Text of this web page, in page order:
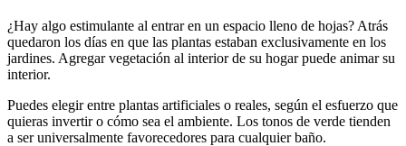
¿Hay algo estimulante al entrar en un espacio lleno de hojas? Atrás
quedaron los días en que las plantas estaban exclusivamente en los
jardines. Agregar vegetación al interior de su hogar puede animar su
interior.
Puedes elegir entre plantas artificiales o reales, según el esfuerzo que
quieras invertir o cómo sea el ambiente. Los tonos de verde tienden
a ser universalmente favorecedores para cualquier baño.